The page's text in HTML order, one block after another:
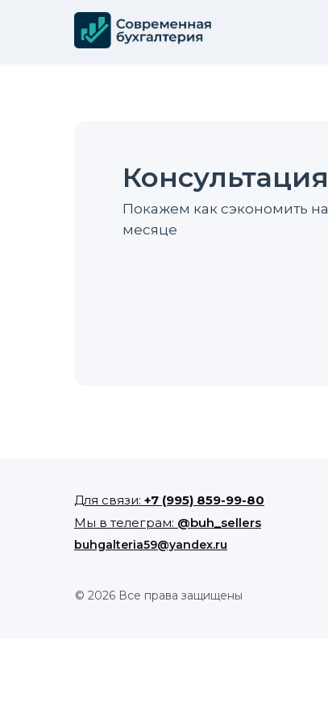
Покажем как сэкономить
месяце
buhgalteria59@yandex.ru
© 2026 Все права защищены
Мы в телеграм: @buh_sellers
Для связи: +7 (995) 859-99-80